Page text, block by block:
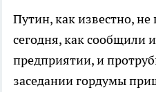
Путин, как известно,
сегодня, как сообщили
предприятии, и
заседании гордумы